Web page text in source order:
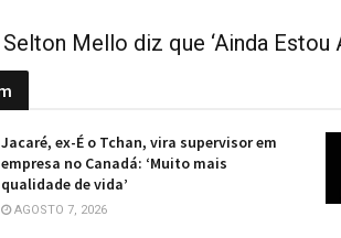
Selton Mello diz que ‘Ainda
Jacaré, ex-É o Tchan, vira supervisor em
empresa no Canadá: ‘Muito mais
qualidade de vida’
AGOSTO 7, 2026